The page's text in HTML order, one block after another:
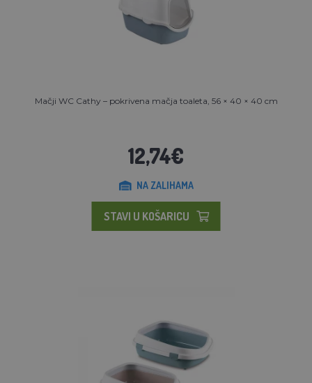
Mačji WC Cathy – pokrivena mačja toaleta, 56 × 40 × 40 cm
12,74€
NA ZALIHAMA
STAVI U KOŠARICU